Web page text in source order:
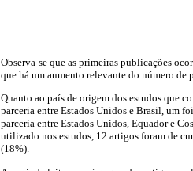
Observa-se que as primeiras publicações
que há um aumento relevante do número
Quanto ao país de origem dos estudos que
parceria entre Estados Unidos e Brasil, um
parceria entre Estados Unidos, Equador e
utilizado nos estudos, 12 artigos foram de
(18%).